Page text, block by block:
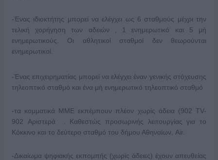
-Ένας ιδιοκτήτης μπορεί να ελέγχει ως 6 σταθμούς μέχρι την
τελική χορήγηση των αδειών , 1 ενημερωτικό και 5 μή
ενημερωτικούς. Οι αθλητικοί σταθμοί δεν θεωρούνται
ενημερωτικοί.
-Ένας επιχειρηματίας μπορεί να ελέγχει έναν γενικής στόχευσης
τηλεοπτικό σταθμό και ένα μή ενημερωτικό τηλεοπτικό σταθμό
-τα κομματικά ΜΜΕ εκπέμπουν πλέον χωρίς άδεια (902 TV-
902 Αριστερά . Καθεστώς προσωρινής λειτουργίας για το
Κόκκινο και το δεύτερο σταθμό του δήμου Αθηναίων, Air.
-Δικαίωμα ψηφιακής εκπομπής (χωρίς άδειες) έχουν απευθείας